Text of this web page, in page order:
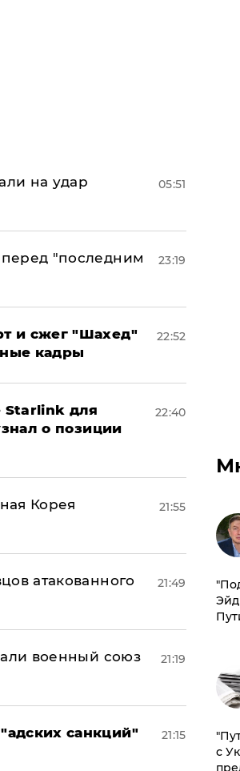
на удар
05:51
"последним
23:19
и сжег "Шахед"
кадры
22:52
Starlink для
о позиции
22:40
Корея
21:55
атакованного
21:49
военный союз
21:19
санкций"
21:15
с